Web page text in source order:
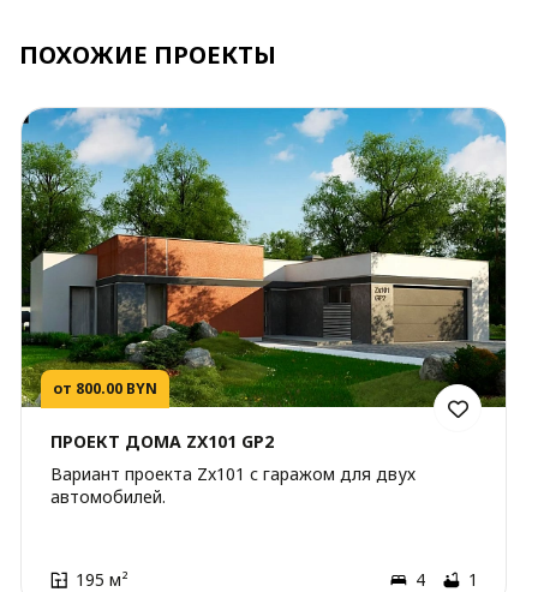
ПОХОЖИЕ ПРОЕКТЫ
от 800.00 BYN
ПРОЕКТ ДОМА ZX101 GP2
Вариант проекта Zx101 с гаражом для двух
автомобилей.
195 м² 4 1